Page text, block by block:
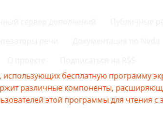
бесплатную программу
различные компоненты,
этой программы для чтения с